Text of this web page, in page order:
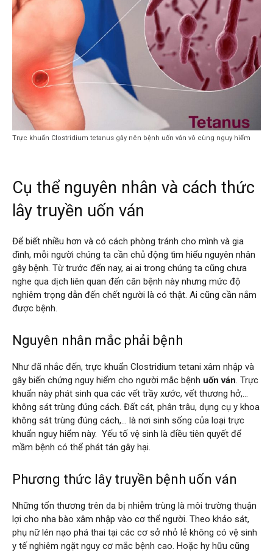
Trực khuẩn Clostridium tetanus gây nên bệnh uốn ván vô cùng nguy hiểm
Cụ thể nguyên nhân và cách thức
lây truyền uốn ván
Để biết nhiều hơn và có cách phòng tránh cho mình và gia
đình, mỗi người chúng ta cần chủ động tìm hiểu nguyên nhân
gây bệnh. Từ trước đến nay, ai ai trong chúng ta cũng chưa
nghe qua dịch liên quan đến căn bệnh này nhưng mức độ
nghiêm trọng dẫn đến chết người là có thật. Ai cũng cần nắm
được bệnh.
Nguyên nhân mắc phải bệnh
Như đã nhắc đến, trực khuẩn Clostridium tetani xâm nhập và
gây biến chứng nguy hiểm cho người mắc bệnh uốn ván. Trực
khuẩn này phát sinh qua các vết trầy xước, vết thương hở,…
không sát trùng đúng cách. Đất cát, phân trâu, dụng cụ y khoa
không sát trùng đúng cách,… là nơi sinh sống của loại trực
khuẩn nguy hiểm này. Yếu tố vệ sinh là điều tiên quyết để
mầm bệnh có thể phát tán gây hại.
Phương thức lây truyền bệnh uốn ván
Những tổn thương trên da bị nhiễm trùng là môi trường thuận
lợi cho nha bào xâm nhập vào cơ thể người. Theo khảo sát,
phụ nữ lén nạo phá thai tại các cơ sở nhỏ lẻ không có vệ sinh
y tế nghiêm ngặt nguy cơ mắc bệnh cao. Hoặc hy hữu cũng